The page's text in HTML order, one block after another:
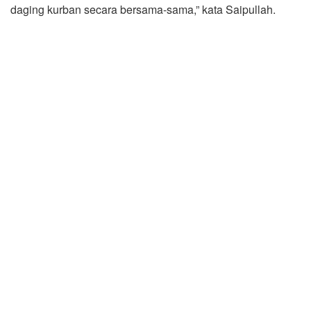
daging kurban secara bersama-sama,” kata Saipullah.